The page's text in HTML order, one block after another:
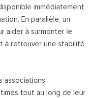
immédiatement,
En parallèle, un
aider à surmonter le
à retrouver une stabilité
associations
tout au long de leur